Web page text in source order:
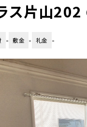
ス片山
- 敷金 - 礼金 -